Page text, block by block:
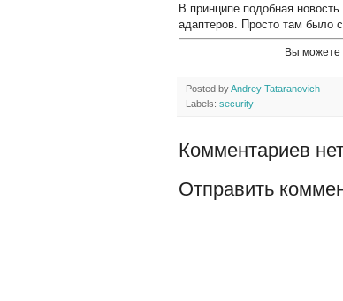
В принципе подобная
адаптеров. Просто там было
Вы можете
Posted byAndrey Tataranovich
Labels: security
Комментариев
Отправить